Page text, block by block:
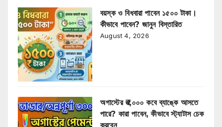
বয়স্ক ও বিধবারা পাবেন ১৫০০ টাকা।
কীভাবে পাবেন? জানুন বিস্তারিত
August 4, 2026
অগাস্টের ₹৩,০০০ কবে ব্যাঙ্কে আসতে
পারে? কারা পাবেন, কীভাবে স্ট্যাটাস চেক
করবেন